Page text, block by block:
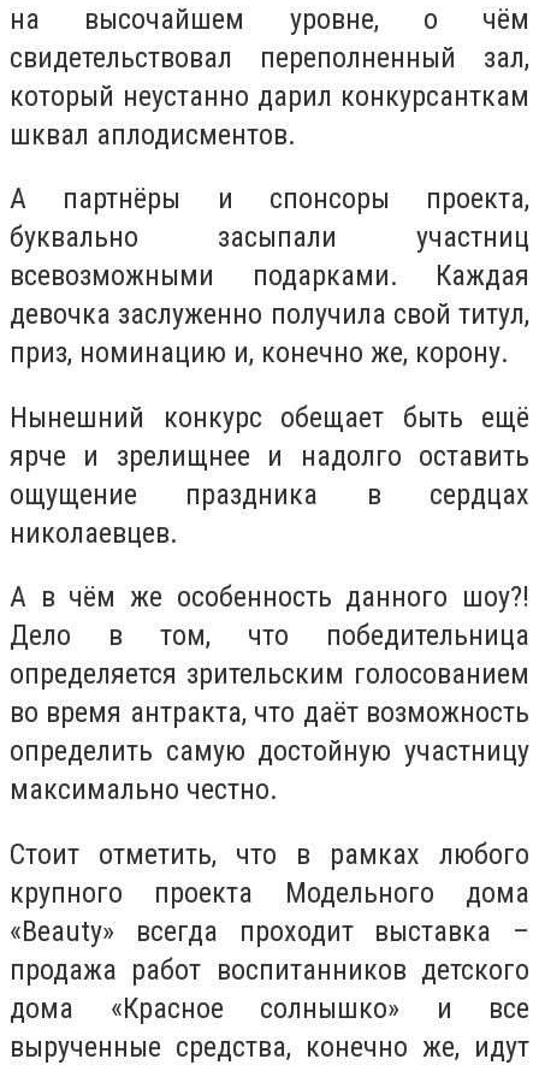
на высочайшем уровне, о чём
свидетельствовал переполненный зал,
который неустанно дарил конкурсанткам
шквал аплодисментов.
А партнёры и спонсоры проекта,
буквально засыпали участниц
всевозможными подарками. Каждая
девочка заслуженно получила свой титул,
приз, номинацию и, конечно же, корону.
Нынешний конкурс обещает быть ещё
ярче и зрелищнее и надолго оставить
ощущение праздника в сердцах
николаевцев.
А в чём же особенность данного шоу?!
Дело в том, что победительница
определяется зрительским голосованием
во время антракта, что даёт возможность
определить самую достойную участницу
максимально честно.
Стоит отметить, что в рамках любого
крупного проекта Модельного дома
«Beauty» всегда проходит выставка –
продажа работ воспитанников детского
дома «Красное солнышко» и все
вырученные средства, конечно же, идут